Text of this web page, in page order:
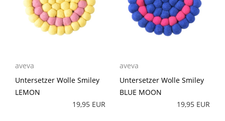
aveva
Untersetzer Wolle Smiley
LEMON
19,95 EUR
aveva
Untersetzer Wolle Smiley
BLUE MOON
19,95 EUR